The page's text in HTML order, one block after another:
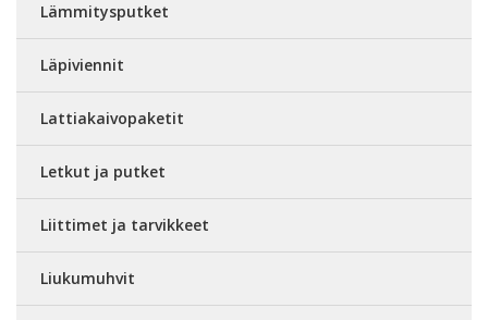
Lämmitysputket
Läpiviennit
Lattiakaivopaketit
Letkut ja putket
Liittimet ja tarvikkeet
Liukumuhvit